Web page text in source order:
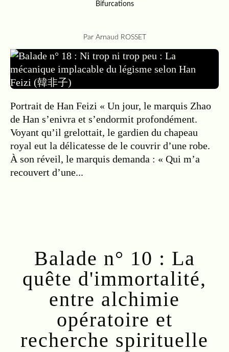
Bifurcations
Par Arnaud ROSSET
Portrait de Han Feizi « Un jour, le marquis Zhao
de Han s’enivra et s’endormit profondément.
Voyant qu’il grelottait, le gardien du chapeau
royal eut la délicatesse de le couvrir d’une robe.
À son réveil, le marquis demanda : « Qui m’a
recouvert d’une...
Balade n° 10 : La
quête d'immortalité,
entre alchimie
opératoire et
recherche spirituelle